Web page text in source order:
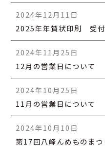
2024年12月11日
2025年年賀状印刷 受
2024年11月25日
12月の営業日について
2024年10月25日
11月の営業日について
2024年10月10日
第17回八峰んめものま